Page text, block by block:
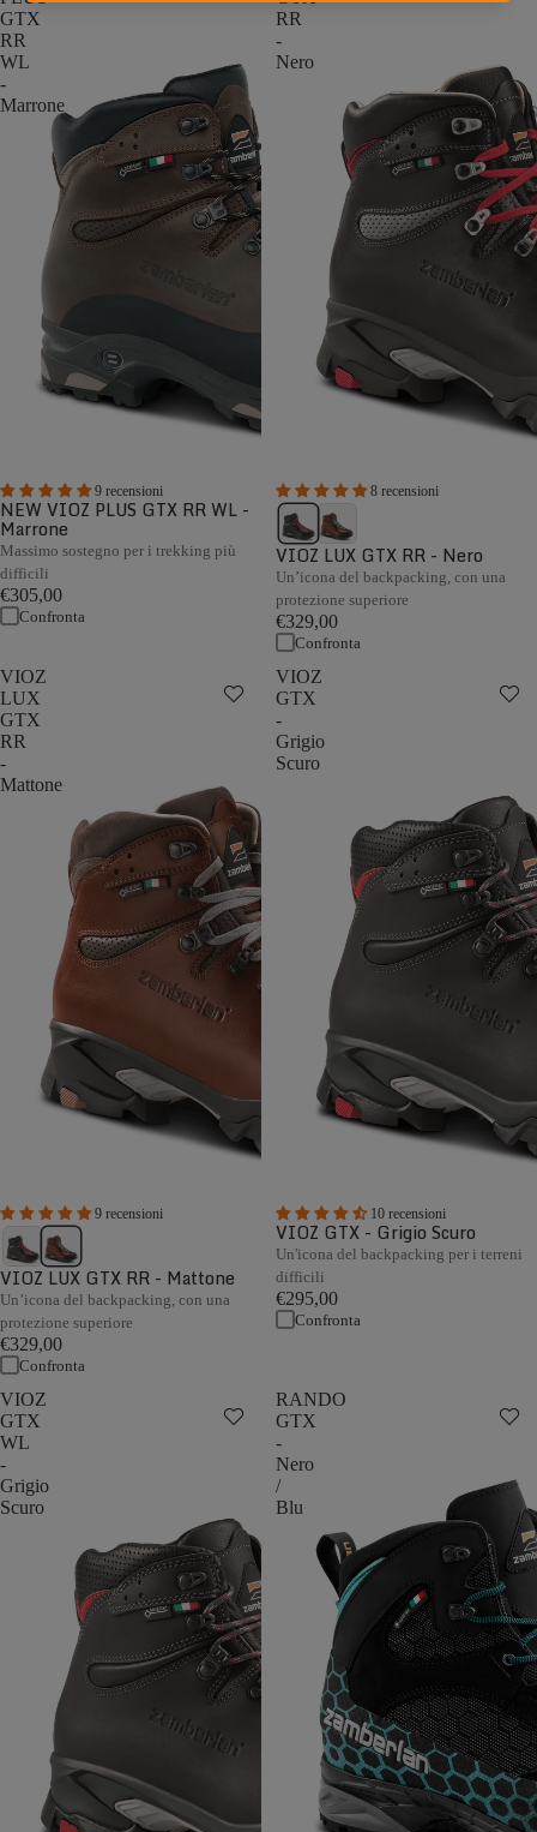
GTX
RR
WL
-
Marrone
9 recensioni
NEW VIOZ PLUS GTX RR WL -
Marrone
Massimo sostegno per i trekking più
difficili
€305,00
Confronta
RR
-
Nero
8 recensioni
VIOZ LUX GTX RR - Nero
Un’icona del backpacking, con una
protezione superiore
€329,00
Confronta
VIOZ
LUX
GTX
RR
-
Mattone
9 recensioni
VIOZ LUX GTX RR - Mattone
Un’icona del backpacking, con una
protezione superiore
€329,00
Confronta
VIOZ
GTX
-
Grigio
Scuro
10 recensioni
VIOZ GTX - Grigio Scuro
Un'icona del backpacking per i terreni
difficili
€295,00
Confronta
VIOZ
GTX
WL
-
Grigio
Scuro
RANDO
GTX
-
Nero
/
Blu